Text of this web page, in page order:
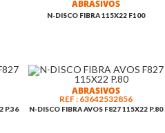
ABRASIVOS
N-DISCO FIBRA 115X22 F100
P.36
ABRASIVOS
REF : 63642532856
N-DISCO FIBRA AVOS F827 115X22 P.80
(ROLO)